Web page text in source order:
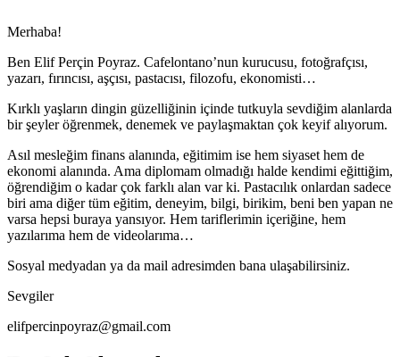
Merhaba!
Ben Elif Perçin Poyraz. Cafelontano’nun kurucusu, fotoğrafçısı,
yazarı, fırıncısı, aşçısı, pastacısı, filozofu, ekonomisti…
Kırklı yaşların dingin güzelliğinin içinde tutkuyla sevdiğim alanlarda
bir şeyler öğrenmek, denemek ve paylaşmaktan çok keyif alıyorum.
Asıl mesleğim finans alanında, eğitimim ise hem siyaset hem de
ekonomi alanında. Ama diplomam olmadığı halde kendimi eğittiğim,
öğrendiğim o kadar çok farklı alan var ki. Pastacılık onlardan sadece
biri ama diğer tüm eğitim, deneyim, bilgi, birikim, beni ben yapan ne
varsa hepsi buraya yansıyor. Hem tariflerimin içeriğine, hem
yazılarıma hem de videolarıma…
Sosyal medyadan ya da mail adresimden bana ulaşabilirsiniz.
Sevgiler
elifpercinpoyraz@gmail.com